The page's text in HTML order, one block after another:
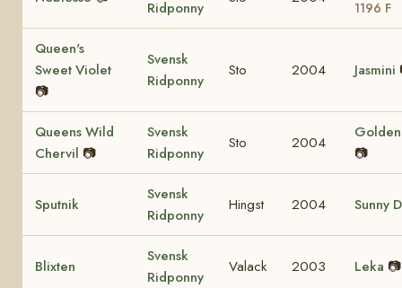
Ridponny
1196 F
Queen's
Sweet Violet
📷
Svensk
Ridponny
Sto 2004 Jasmini
Queens Wild
Chervil 📷
Svensk
Ridponny
Sto 2004
📷
Sputnik
Svensk
Ridponny
Hingst 2004 Sunny
Blixten
Svensk
Ridponny
Valack 2003 Leka 📷